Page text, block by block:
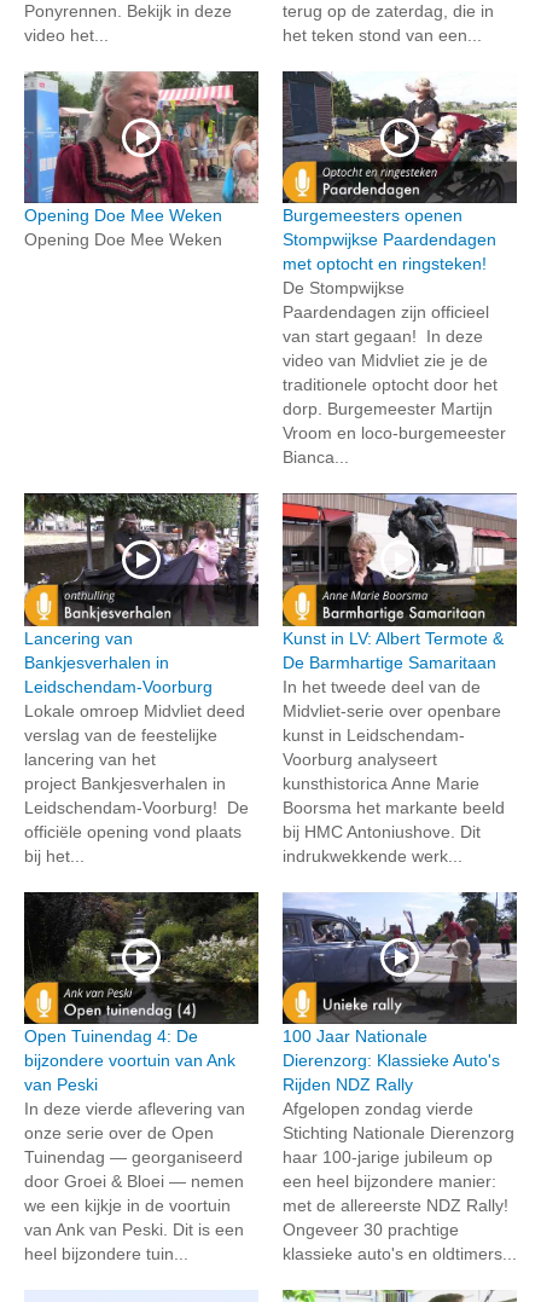
Ponyrennen. Bekijk in deze
video het...
terug op de zaterdag, die in
het teken stond van een...
Opening Doe Mee Weken
Opening Doe Mee Weken
Burgemeesters openen
Stompwijkse Paardendagen
met optocht en ringsteken!
De Stompwijkse
Paardendagen zijn officieel
van start gegaan! In deze
video van Midvliet zie je de
traditionele optocht door het
dorp. Burgemeester Martijn
Vroom en loco-burgemeester
Bianca...
Lancering van
Bankjesverhalen in
Leidschendam-Voorburg
Lokale omroep Midvliet deed
verslag van de feestelijke
lancering van het
project Bankjesverhalen in
Leidschendam-Voorburg! De
officiële opening vond plaats
bij het...
Kunst in LV: Albert Termote &
De Barmhartige Samaritaan
In het tweede deel van de
Midvliet-serie over openbare
kunst in Leidschendam-
Voorburg analyseert
kunsthistorica Anne Marie
Boorsma het markante beeld
bij HMC Antoniushove. Dit
indrukwekkende werk...
Open Tuinendag 4: De
bijzondere voortuin van Ank
van Peski
In deze vierde aflevering van
onze serie over de Open
Tuinendag — georganiseerd
door Groei & Bloei — nemen
we een kijkje in de voortuin
van Ank van Peski. Dit is een
heel bijzondere tuin...
100 Jaar Nationale
Dierenzorg: Klassieke Auto's
Rijden NDZ Rally
Afgelopen zondag vierde
Stichting Nationale Dierenzorg
haar 100-jarige jubileum op
een heel bijzondere manier:
met de allereerste NDZ Rally!
Ongeveer 30 prachtige
klassieke auto's en oldtimers...